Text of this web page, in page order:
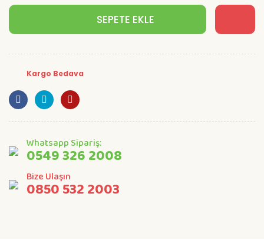
SEPETE EKLE
Kargo Bedava
Whatsapp Sipariş:
0549 326 2008
Bize Ulaşın
0850 532 2003